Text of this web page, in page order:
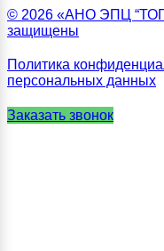
© 2026 «АНО ЭПЦ
защищены
Политика
персональных данных
Заказать звонок